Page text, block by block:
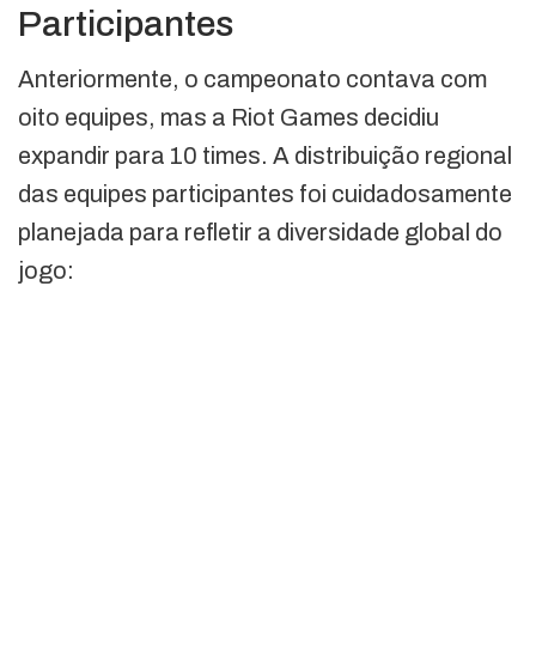
Participantes
Anteriormente, o campeonato contava com
oito equipes, mas a Riot Games decidiu
expandir para 10 times. A distribuição regional
das equipes participantes foi cuidadosamente
planejada para refletir a diversidade global do
jogo: